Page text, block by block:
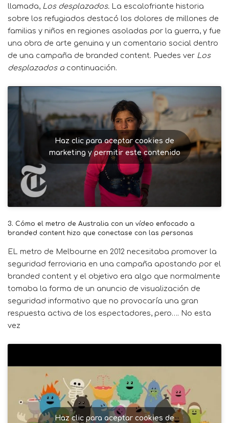
llamada, Los desplazados. La escalofriante historia
sobre los refugiados destacó los dolores de millones de
familias y niños en regiones asoladas por la guerra, y fue
una obra de arte genuina y un comentario social dentro
de una campaña de branded content. Puedes ver Los
desplazados a continuación.
Haz clic para aceptar cookies de
marketing y permitir este contenido
3. Cómo el metro de Australia con un vídeo enfocado a
branded content hizo que conectase con las personas
EL metro de Melbourne en 2012 necesitaba promover la
seguridad ferroviaria en una campaña apostando por el
branded content y el objetivo era algo que normalmente
tomaba la forma de un anuncio de visualización de
seguridad informativo que no provocaría una gran
respuesta activa de los espectadores, pero…. No esta
vez
Haz clic para aceptar cookies de